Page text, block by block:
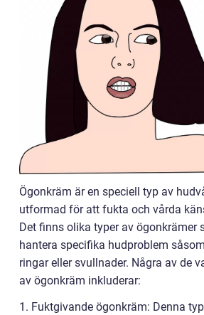
Ögonkräm är en speciell typ av
utformad för att fukta och vårda
Det finns olika typer av ögonkrämer
hantera specifika hudproblem
ringar eller svullnader. Några av de
av ögonkräm inkluderar:
1. Fuktgivande ögonkräm: Denna